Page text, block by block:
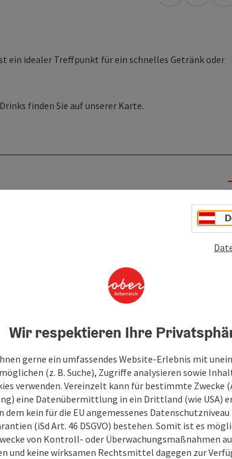
ein idealer Treffpunkt für ein schnelles Getränk oder
finden Sie auf unserer Karte.
Wir respektieren Ihre
gerne ein umfassendes Website-Erlebnis mit
(z. B. Suche), Zugriffe analysieren sowie
verwenden. Vereinzelt kann für bestimmte Zwecke
eine Datenübermittlung in ein Drittland (wie USA)
dem kein für die EU angemessenes Datenschutzniveau
(iSd Art. 46 DSGVO) bestehen. Somit ist es
von Kontroll- oder Überwachungsmaßnahmen
und keine wirksamen Rechtsmittel dagegen zur